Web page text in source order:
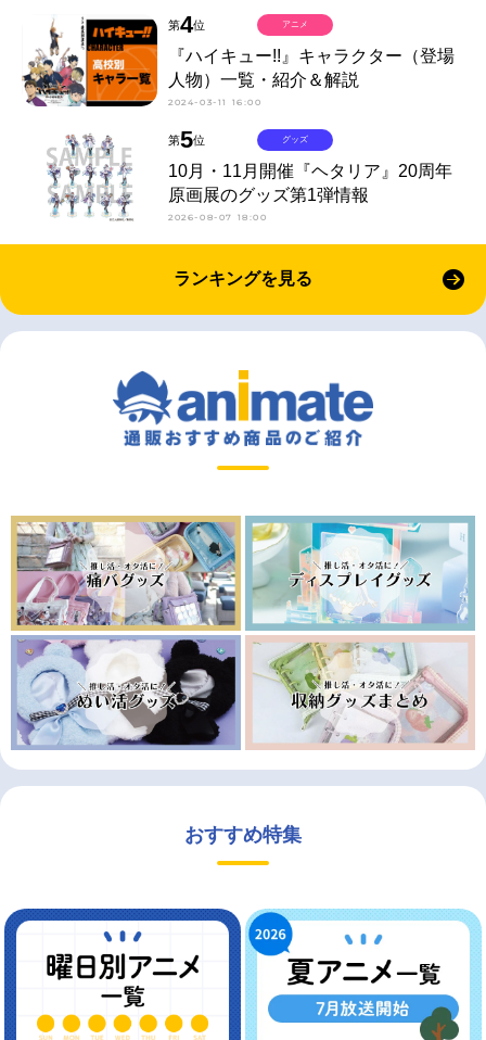
第4位
『ハイキュー!!』キャラクター（登場
人物）一覧・紹介＆解説
2024-03-11 16:00
アニメ
第5位
10月・11月開催『ヘタリア』20周年
原画展のグッズ第1弾情報
2026-08-07 18:00
グッズ
ランキングを見る
おすすめ特集